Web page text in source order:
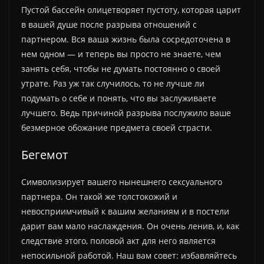
Пустой бассейн олицетворяет пустоту, которая царит
в вашей душе после разрыва отношений с
партнером. Вся ваша жизнь была сосредоточена в
нем одном — и теперь вы просто не знаете, чем
занять себя, чтобы не думать постоянно о своей
утрате. Раз уж так случилось, то не лучше ли
подумать о себе и понять, что вы заслуживаете
лучшего. Ведь причиной разрыва послужило ваше
безмерное обожание предмета своей страсти.
Бегемот
Символизирует вашего нынешнего сексуального
партнера. Он такой же толстокожий и
невосприимчивый к вашим желаниям и в постели
дарит вам мало наслаждения. Он очень ленив, и, как
следствие этого, половой акт для него является
непосильной работой. Наш вам совет: избавляйтесь